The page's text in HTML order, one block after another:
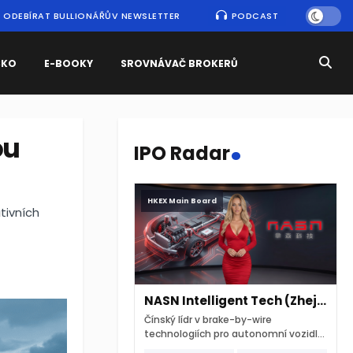
ODEBÍRAT BULLIONÁŘŮV NEWSLETTER PODCAST
E-BOOKY SROVNÁVAČ BROKERŮ
IPO Radar.
HKEX Main Board
NASN Intelligent Tech (Zhejiang)
Čínský lídr v brake-by-wire
technologiích pro autonomní vozidla